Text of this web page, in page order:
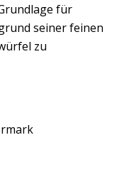
für
seiner feinen
zu